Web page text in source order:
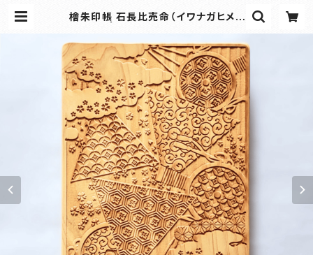
檜朱印帳 石長比売命（イワナガヒメノ